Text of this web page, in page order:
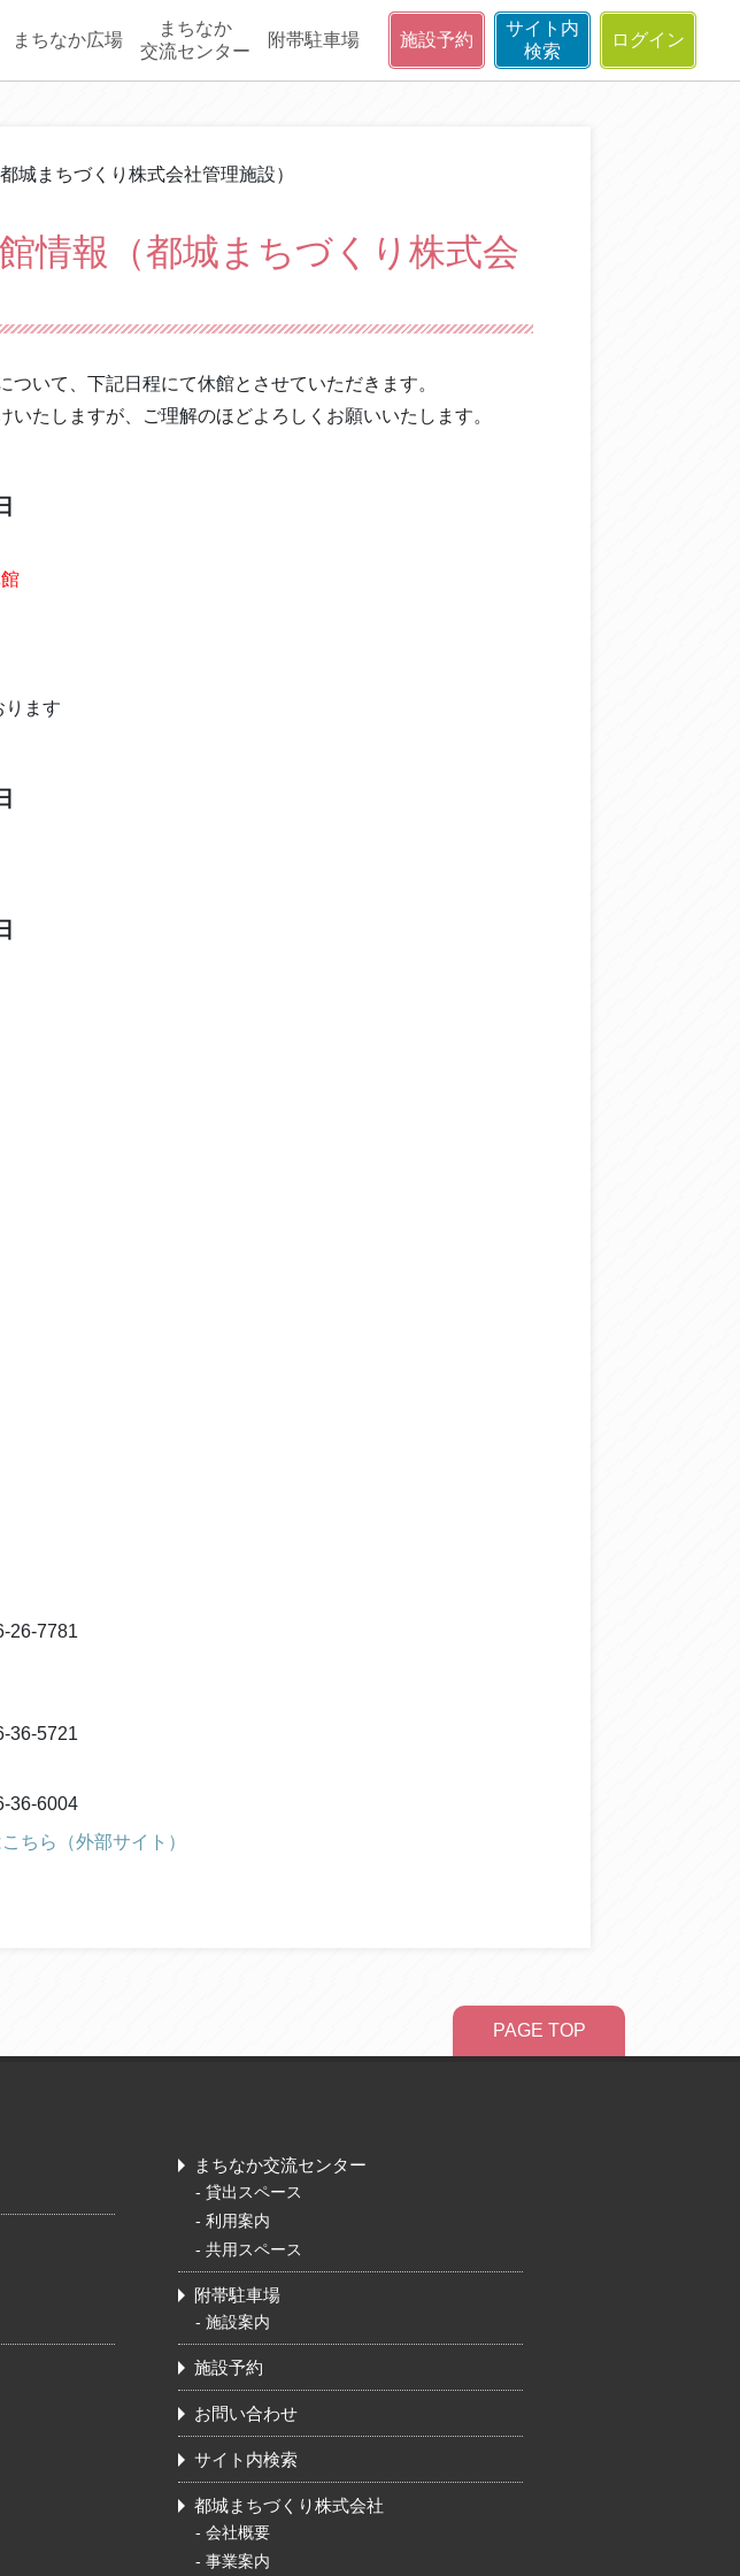
まちなか広場
まちなか
交流センター
附帯駐車場 施設予約
サイト内
検索
ログイン
城まちづくり株式会社管理施設）
情報（都城まちづくり株式会
いて、下記日程にて休館とさせていただきます。
いたしますが、ご理解のほどよろしくお願いいたします。
ります
26-7781
36-5721
36-6004
ちら（外部サイト）
PAGE TOP
まちなか交流センター
- 貸出スペース
- 利用案内
- 共用スペース
附帯駐車場
- 施設案内
施設予約
お問い合わせ
サイト内検索
都城まちづくり株式会社
- 会社概要
- 事業案内